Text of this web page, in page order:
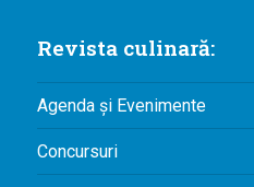
Revista culinară:
Agenda și Evenimente
Concursuri